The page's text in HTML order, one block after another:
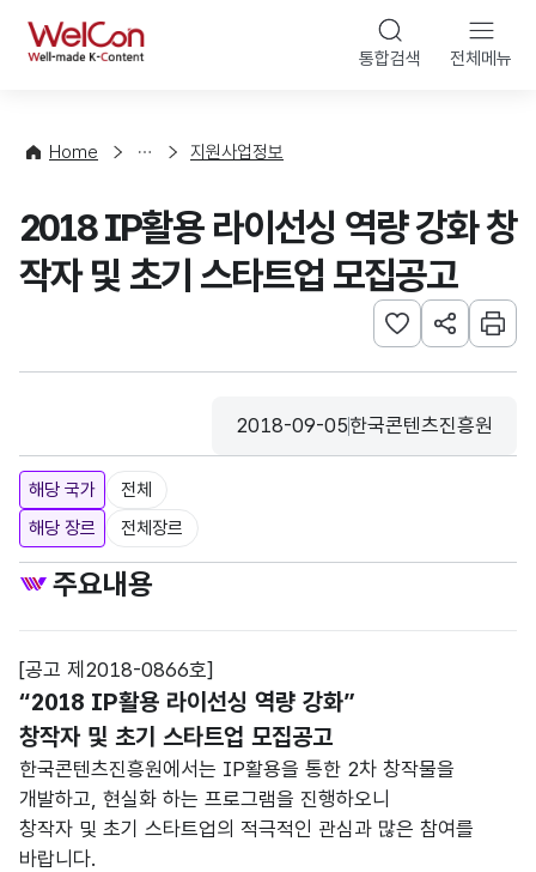
WelCon 통합검색 전체메뉴
Home
사
청
지원사업정보
2018 IP활용 라이선싱 역량 강화 창
작자 및 초기 스타트업 모집공고
관심사 등록하기
URL 공유하
인쇄
등록일
2018-09-05
수집기관
한국콘텐츠진흥원
해당 국가
전체
해당 장르
전체장르
주요내용
[공고 제2018-0866호]
“2018 IP활용 라이선싱 역량 강화”
창작자 및 초기 스타트업 모집공고
한국콘텐츠진흥원에서는 IP활용을 통한 2차 창작물을
개발하고, 현실화 하는 프로그램을 진행하오니
창작자 및 초기 스타트업의 적극적인 관심과 많은 참여를
바랍니다.